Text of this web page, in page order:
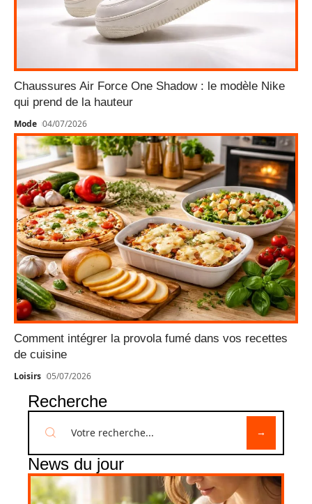
Chaussures Air Force One Shadow : le modèle Nike
qui prend de la hauteur
Mode 04/07/2026
Comment intégrer la provola fumé dans vos recettes
de cuisine
Loisirs 05/07/2026
Recherche
News du jour